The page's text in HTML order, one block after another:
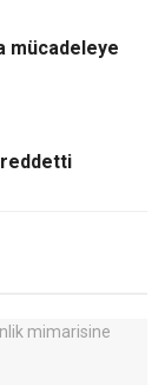
mücadeleye
reddetti